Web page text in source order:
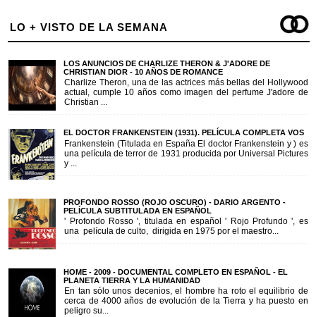
LO + VISTO DE LA SEMANA
LOS ANUNCIOS DE CHARLIZE THERON & J'ADORE DE
CHRISTIAN DIOR - 10 AÑOS DE ROMANCE
Charlize Theron, una de las actrices más bellas del Hollywood
actual, cumple 10 años como imagen del perfume J'adore de
Christian ...
EL DOCTOR FRANKENSTEIN (1931). PELÍCULA COMPLETA VOS
Frankenstein (Titulada en España El doctor Frankenstein y ) es
una película de terror de 1931 producida por Universal Pictures
y ...
PROFONDO ROSSO (ROJO OSCURO) - DARIO ARGENTO -
PELÍCULA SUBTITULADA EN ESPAÑOL
' Profondo Rosso ', titulada en español ' Rojo Profundo ', es
una película de culto, dirigida en 1975 por el maestro...
HOME - 2009 - DOCUMENTAL COMPLETO EN ESPAÑOL - EL
PLANETA TIERRA Y LA HUMANIDAD
En tan sólo unos decenios, el hombre ha roto el equilibrio de
cerca de 4000 años de evolución de la Tierra y ha puesto en
peligro su...